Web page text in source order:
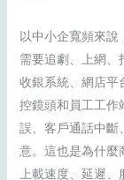
以中小企寬頻來說
需要追劇、上網、
收銀系統、網店平
控鏡頭和員工工作
誤、客戶通話中斷
意。這也是為什麼
上載速度、延遲